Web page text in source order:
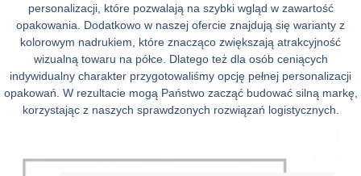
personalizacji, które pozwalają na szybki wgląd w zawartość
opakowania. Dodatkowo w naszej ofercie znajdują się warianty z
kolorowym nadrukiem, które znacząco zwiększają atrakcyjność
wizualną towaru na półce. Dlatego też dla osób ceniących
indywidualny charakter przygotowaliśmy opcję pełnej personalizacji
opakowań. W rezultacie mogą Państwo zacząć budować silną markę,
korzystając z naszych sprawdzonych rozwiązań logistycznych.